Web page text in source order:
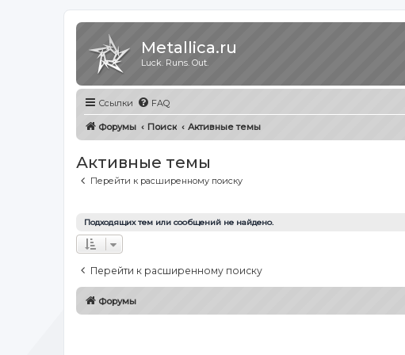
Metallica.ru
Luck. Runs. Out.
Ссылки FAQ
Форумы Поиск Активные темы
Активные темы
Перейти к расширенному поиску
Подходящих тем или сообщений не найдено.
Перейти к расширенному поиску
Форумы